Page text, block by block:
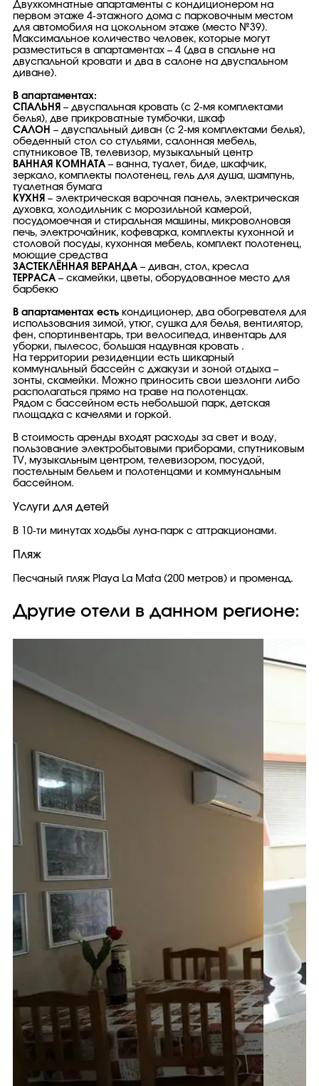
Двухкомнатные апартаменты с кондиционером на
первом этаже 4-этажного дома с парковочным местом
для автомобиля на цокольном этаже (место №39).
Максимальное количество человек, которые могут
разместиться в апартаментах – 4 (два в спальне на
двуспальной кровати и два в салоне на двуспальном
диване).
В апартаментах:
СПАЛЬНЯ – двуспальная кровать (с 2-мя комплектами
белья), две прикроватные тумбочки, шкаф
САЛОН – двуспальный диван (с 2-мя комплектами белья),
обеденный стол со стульями, салонная мебель,
спутниковое ТВ, телевизор, музыкальный центр
ВАННАЯ КОМНАТА – ванна, туалет, биде, шкафчик,
зеркало, комплекты полотенец, гель для душа, шампунь,
туалетная бумага
КУХНЯ – электрическая варочная панель, электрическая
духовка, холодильник с морозильной камерой,
посудомоечная и стиральная машины, микроволновая
печь, электрочайник, кофеварка, комплекты кухонной и
столовой посуды, кухонная мебель, комплект полотенец,
моющие средства
ЗАСТЕКЛЁННАЯ ВЕРАНДА – диван, стол, кресла
ТЕРРАСА – скамейки, цветы, оборудованное место для
барбекю
В апартаментах есть кондиционер, два обогревателя для
использования зимой, утюг, сушка для белья, вентилятор,
фен, спортинвентарь, три велосипеда, инвентарь для
уборки, пылесос, большая надувная кровать .
На территории резиденции есть шикарный
коммунальный бассейн с джакузи и зоной отдыха –
зонты, скамейки. Можно приносить свои шезлонги либо
располагаться прямо на траве на полотенцах.
Рядом с бассейном есть небольшой парк, детская
площадка с качелями и горкой.
В стоимость аренды входят расходы за свет и воду,
пользование электробытовыми приборами, спутниковым
TV, музыкальным центром, телевизором, посудой,
постельным бельем и полотенцами и коммунальным
бассейном.
Услуги для детей
В 10-ти минутах ходьбы луна-парк с аттракционами.
Пляж
Песчаный пляж Playa La Mata (200 метров) и променад.
Другие отели в данном регионе: